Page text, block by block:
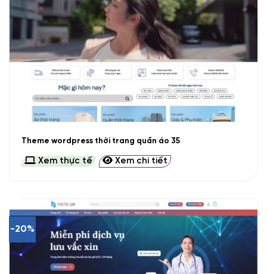
Theme wordpress thời trang quần áo 35
Xem thực tế Xem chi tiết
-20%